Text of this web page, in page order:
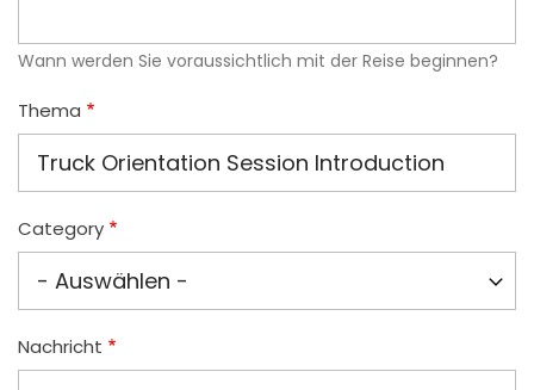
Wann werden Sie voraussichtlich mit der Reise beginnen?
Thema
Category
Nachricht